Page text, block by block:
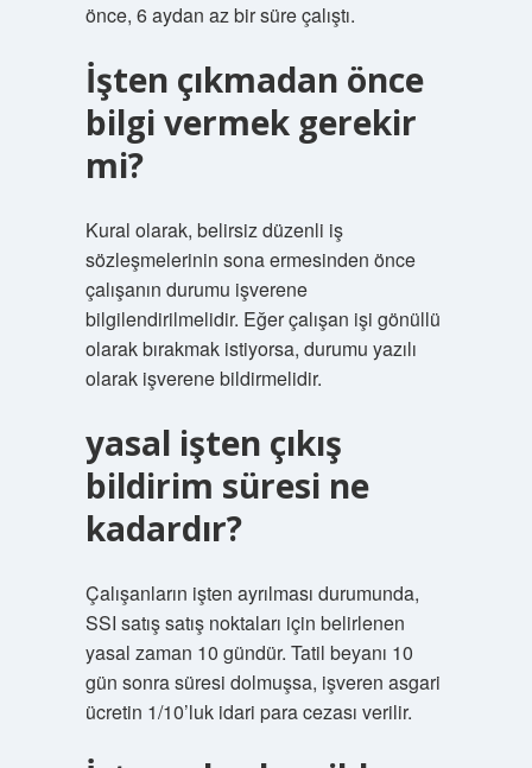
önce, 6 aydan az bir süre çalıştı.
İşten çıkmadan önce
bilgi vermek gerekir
mi?
Kural olarak, belirsiz düzenli iş
sözleşmelerinin sona ermesinden önce
çalışanın durumu işverene
bilgilendirilmelidir. Eğer çalışan işi gönüllü
olarak bırakmak istiyorsa, durumu yazılı
olarak işverene bildirmelidir.
yasal işten çıkış
bildirim süresi ne
kadardır?
Çalışanların işten ayrılması durumunda,
SSI satış satış noktaları için belirlenen
yasal zaman 10 gündür. Tatil beyanı 10
gün sonra süresi dolmuşsa, işveren asgari
ücretin 1/10’luk idari para cezası verilir.